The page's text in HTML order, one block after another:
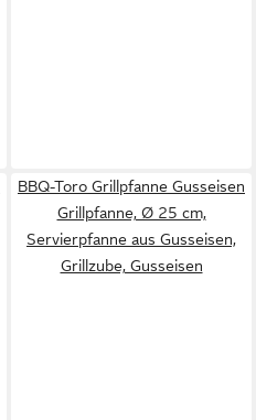
BBQ-Toro Grillpfanne Gusseisen
Grillpfanne, Ø 25 cm,
Servierpfanne aus Gusseisen,
Grillzube, Gusseisen